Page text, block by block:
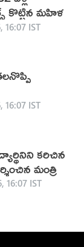
కొట్టిన మహిళ
16:07 IST
16:07 IST
కరిచిన
మంత్రి
16:07 IST